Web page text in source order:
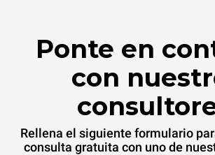
Ponte en
con
Rellena el siguiente formulario
consulta gratuita con uno de